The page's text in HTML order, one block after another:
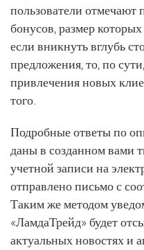
пользователи отмечают
бонусов, размер
если вникнуть вглубь
предложения, то, по
привлечения новых
того.
Подробные ответы по
даны в созданном вами
учетной записи на
отправлено письмо с
Таким же методом
«ЛамдаТрейд» будет
актуальных новостях и